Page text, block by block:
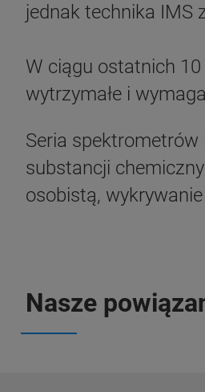
jednak technika IMS
W ciągu ostatnich
wytrzymałe i
Seria spektrometrów
substancji
osobistą,
Nasze